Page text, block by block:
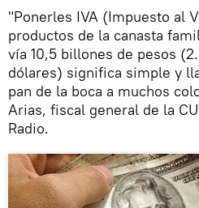
"Ponerles IVA (Impuesto al
productos de la canasta
vía 10,5 billones de pesos
dólares) significa simple y
pan de la boca a muchos
Arias, fiscal general de la
Radio.